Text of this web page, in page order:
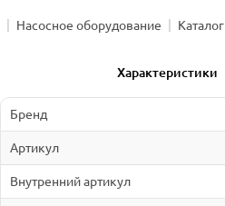
Насосное оборудование
Каталог
Характеристики
Бренд
Артикул
Внутренний артикул